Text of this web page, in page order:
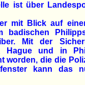
ist über
mit Blick auf
badischen
Mit der
Hague und in
worden, die die
kann das